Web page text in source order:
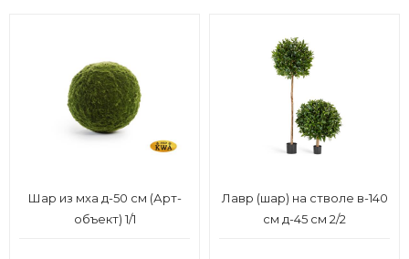
Шар из мха д-50 см (Арт-
объект) 1/1
Лавр (шар) на стволе в-140
см д-45 см 2/2